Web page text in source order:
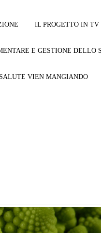
IL PROGETTO IN TV
E GESTIONE DELLO
VIEN MANGIANDO